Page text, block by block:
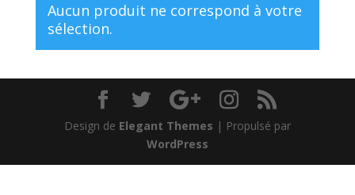
Aucun produit ne correspond à votre
sélection.
Design de Elegant Themes | Propulsé par
WordPress